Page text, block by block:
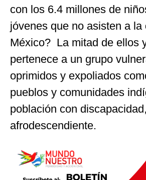
con los 6.4 millones de
jóvenes que no asisten a la
México? La mitad de ellos
pertenece a un grupo
oprimidos y expoliados
pueblos y comunidades
población con
afrodescendiente.